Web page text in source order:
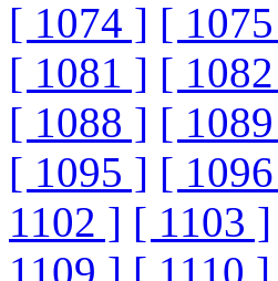
[ 1074 ] [
[ 1081 ] [
[ 1088 ] [
[ 1095 ] [
1102 ] [ 1103 ]